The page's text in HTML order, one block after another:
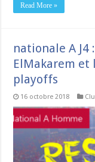
Read More »
nationale A J4
ElMakarem et
playoffs
16 octobre 2018